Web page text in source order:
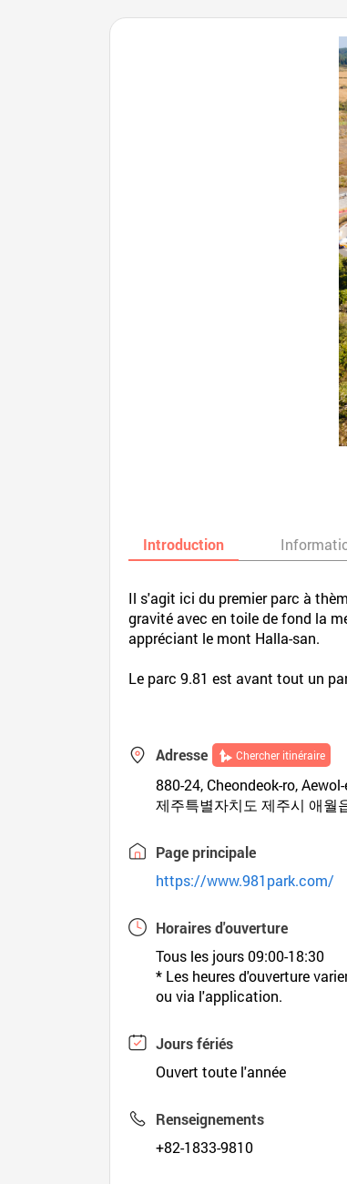
Introduction
Il s'agit ici du premier parc à
gravité avec en toile de fond la
appréciant le mont Halla-san.
Le parc 9.81 est avant tout un
Adresse Chercher itinéraire
880-24, Cheondeok-ro,
제주특별자치도 제주시 애월
Page principale
https://www.981park.com/
Horaires d'ouverture
Tous les jours 09:00-18:30
* Les heures d'ouverture
ou via l'application.
Jours fériés
Ouvert toute l'année
Renseignements
+82-1833-9810